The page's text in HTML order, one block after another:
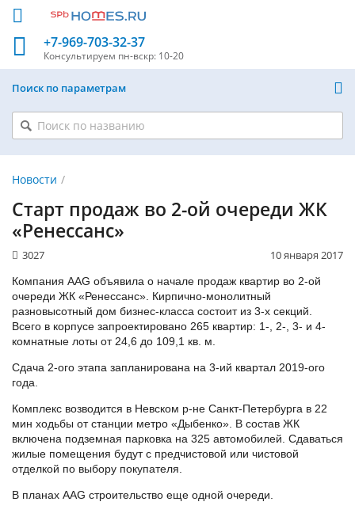
+7-969-703-32-37
Консультируем пн-вскр: 10-20
Поиск по параметрам
Новости
Старт продаж во 2-ой очереди ЖК
«Ренессанс»
10 января 2017
3027
Компания AAG объявила о начале продаж квартир во 2-ой
очереди ЖК «Ренессанс». Кирпично-монолитный
разновысотный дом бизнес-класса состоит из 3-х секций.
Всего в корпусе запроектировано 265 квартир: 1-, 2-, 3- и 4-
комнатные лоты от 24,6 до 109,1 кв. м.
Сдача 2-ого этапа запланирована на 3-ий квартал 2019-ого
года.
Комплекс возводится в Невском р-не Санкт-Петербурга в 22
мин ходьбы от станции метро «Дыбенко». В состав ЖК
включена подземная парковка на 325 автомобилей. Сдаваться
жилые помещения будут с предчистовой или чистовой
отделкой по выбору покупателя.
В планах AAG строительство еще одной очереди.